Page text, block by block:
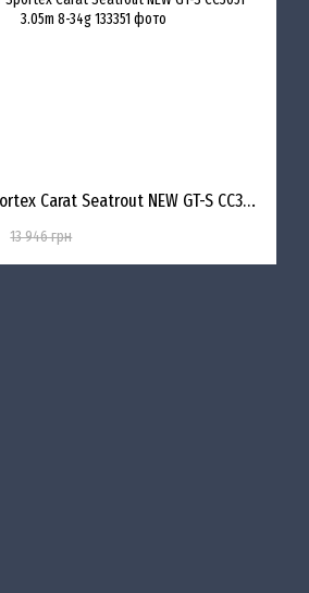
Спінінг Sportex Carat Seatrout NEW GT-S CC3051 3.05m 8-34g
13 946 грн